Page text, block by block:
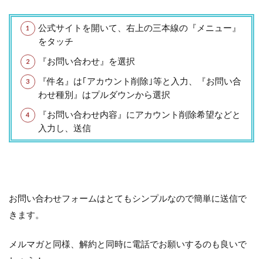
公式サイトを開いて、右上の三本線の『メニュー』
をタッチ
『お問い合わせ』を選択
『件名』は｢アカウント削除｣等と入力、『お問い合
わせ種別』はプルダウンから選択
『お問い合わせ内容』にアカウント削除希望などと
入力し、送信
お問い合わせフォームはとてもシンプルなので簡単に送信で
きます。
メルマガと同様、解約と同時に電話でお願いするのも良いで